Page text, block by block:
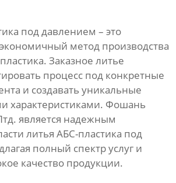
под давлением – это
метод производства
Заказное литье
процесс под конкретные
и создавать уникальные
характеристиками. Фошань
является надежным
литья АБС-пластика под
полный спектр услуг и
качество продукции.